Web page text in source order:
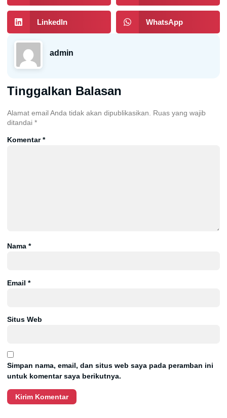
LinkedIn WhatsApp
admin
Tinggalkan Balasan
Alamat email Anda tidak akan dipublikasikan.
Ruas yang wajib
ditandai *
Komentar*
Nama *
Email *
Situs Web
Simpan nama, email, dan situs web saya pada peramban ini
untuk komentar saya berikutnya.